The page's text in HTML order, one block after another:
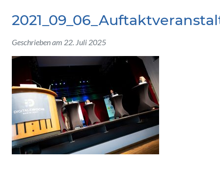
Geschrieben am 22. Juli 2025